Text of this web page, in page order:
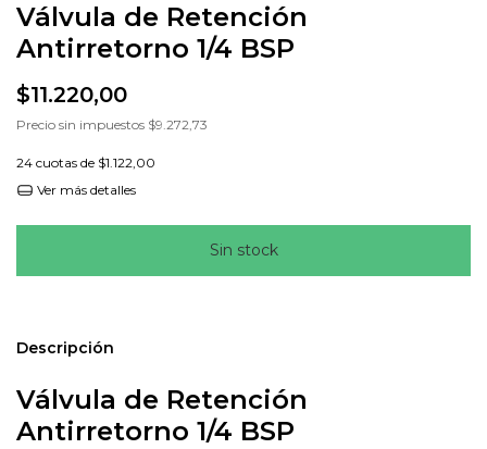
Válvula de Retención
Antirretorno 1/4 BSP
$11.220,00
Precio sin impuestos $9.272,73
24 cuotas de $1.122,00
Ver más detalles
Descripción
Válvula de Retención
Antirretorno 1/4 BSP